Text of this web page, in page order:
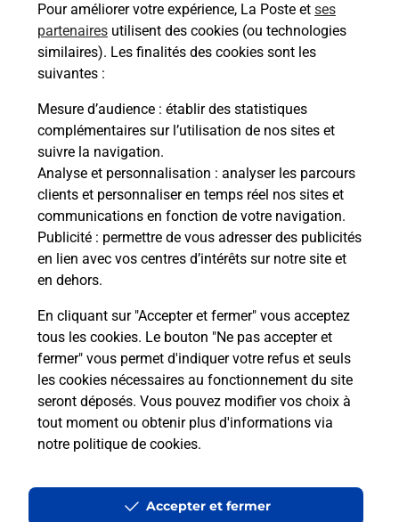
Pour améliorer votre expérience, La Poste et ses
partenaires utilisent des cookies (ou technologies
similaires). Les finalités des cookies sont les
suivantes :
Mesure d’audience : établir des statistiques
complémentaires sur l’utilisation de nos sites et
suivre la navigation.
Analyse et personnalisation : analyser les parcours
clients et personnaliser en temps réel nos sites et
communications en fonction de votre navigation.
Publicité : permettre de vous adresser des publicités
en lien avec vos centres d’intérêts sur notre site et
en dehors.
En cliquant sur "Accepter et fermer" vous acceptez
tous les cookies. Le bouton "Ne pas accepter et
fermer" vous permet d'indiquer votre refus et seuls
les cookies nécessaires au fonctionnement du site
seront déposés. Vous pouvez modifier vos choix à
tout moment ou obtenir plus d'informations via
notre politique de cookies.
Accepter et fermer
15 Rue Du Mesnil Doucerain
27930 Le Boulay Morin
Boîte aux lettres La Poste
Collecte du courrier aujourd'hui à 08h30
15 Route De Louviers
27930 Le Boulay Morin
Le lien s'ouvre dans un nouvel onglet
Localiser Liste Boîtes aux lettres Eure Le Boulay Morin
Accessibilité : partiellement conforme